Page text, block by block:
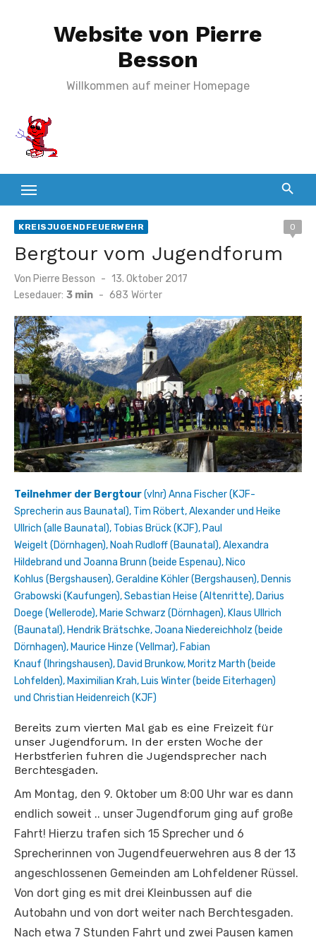
Website von Pierre
Besson
Willkommen auf meiner Homepage
KREISJUGENDFEUERWEHR 0
Bergtour vom Jugendforum
Von Pierre Besson
Veröffentlicht
am
13. Oktober 2017
Lesedauer: 3 min - 683 Wörter
Teilnehmer der Bergtour(vlnr) Anna Fischer (KJF-
Sprecherin aus Baunatal), Tim Röbert, Alexander und Heike
Ullrich (alle Baunatal), Tobias Brück (KJF), Paul
Weigelt (Dörnhagen), Noah Rudloff (Baunatal), Alexandra
Hildebrand und Joanna Brunn (beide Espenau), Nico
Kohlus (Bergshausen), Geraldine Köhler (Bergshausen), Dennis
Grabowski (Kaufungen), Sebastian Heise (Altenritte), Darius
Doege (Wellerode), Marie Schwarz (Dörnhagen), Klaus Ullrich
(Baunatal), Hendrik Brätschke, Joana Niedereichholz (beide
Dörnhagen), Maurice Hinze (Vellmar), Fabian
Knauf (Ihringshausen), David Brunkow, Moritz Marth (beide
Lohfelden), Maximilian Krah, Luis Winter (beide Eiterhagen)
und Christian Heidenreich (KJF)
Bereits zum vierten Mal gab es eine Freizeit für
unser Jugendforum. In der ersten Woche der
Herbstferien fuhren die Jugendsprecher nach
Berchtesgaden.
Am Montag, den 9. Oktober um 8:00 Uhr war es dann
endlich soweit .. unser Jugendforum ging auf große
Fahrt! Hierzu trafen sich 15 Sprecher und 6
Sprecherinnen von Jugendfeuerwehren aus 8 der 13
angeschlossenen Gemeinden am Lohfeldener Rüssel.
Von dort ging es mit drei Kleinbussen auf die
Autobahn und von dort weiter nach Berchtesgaden.
Nach etwa 7 Stunden Fahrt und zwei Pausen kamen